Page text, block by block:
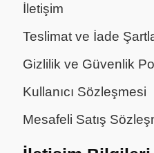
İletişim
Teslimat ve İade
Gizlilik ve Güvenlik
Kullanıcı Sözleşmesi
Mesafeli Satış